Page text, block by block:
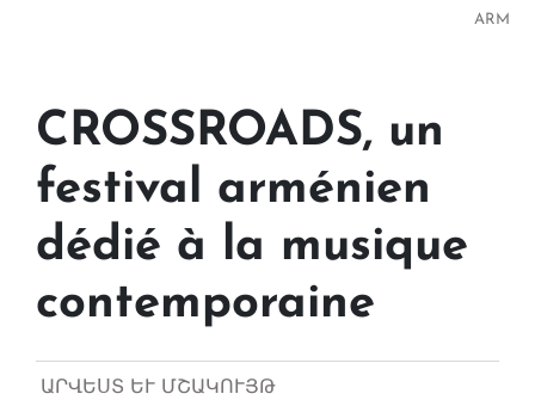
ARM
CROSSROADS, un
festival arménien
dédié à la musique
contemporaine
ԱՐՎԵՍՏ ԵՒ ՄՇԱԿՈՒՅԹ